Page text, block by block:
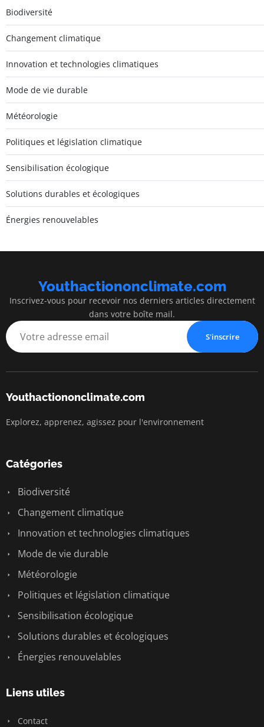
Biodiversité
Changement climatique
Innovation et technologies climatiques
Mode de vie durable
Météorologie
Politiques et législation climatique
Sensibilisation écologique
Solutions durables et écologiques
Énergies renouvelables
Youthactiononclimate.com
Inscrivez-vous pour recevoir nos derniers articles directement
dans votre boîte mail.
S'inscrire
Youthactiononclimate.com
Explorez, apprenez, agissez pour l'environnement
Catégories
Biodiversité
Changement climatique
Innovation et technologies climatiques
Mode de vie durable
Météorologie
Politiques et législation climatique
Sensibilisation écologique
Solutions durables et écologiques
Énergies renouvelables
Liens utiles
Contact